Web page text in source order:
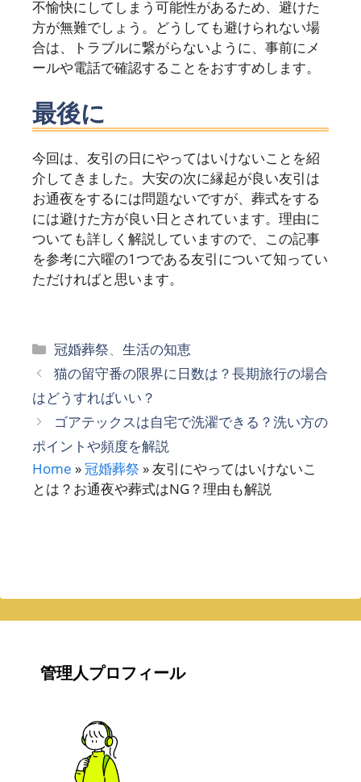
不愉快にしてしまう可能性があるため、避けた
方が無難でしょう。どうしても避けられない場
合は、トラブルに繋がらないように、事前にメ
ールや電話で確認することをおすすめします。
最後に
今回は、友引の日にやってはいけないことを紹
介してきました。大安の次に縁起が良い友引は
お通夜をするには問題ないですが、葬式をする
には避けた方が良い日とされています。理由に
ついても詳しく解説していますので、この記事
を参考に六曜の1つである友引について知ってい
ただければと思います。
カ
テ
ゴ
リ
ー
冠婚葬祭 、生活の知恵
猫の留守番の限界に日数は？長期旅行の場合
はどうすればいい？
ゴアテックスは自宅で洗濯できる？洗い方の
ポイントや頻度を解説
Home »冠婚葬祭 »友引にやってはいけないこ
とは？お通夜や葬式はNG？理由も解説
管理人プロフィール